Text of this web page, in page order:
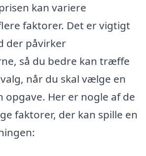
kan variere
faktorer. Det er vigtigt
der påvirker
så du bedre kan træffe
når du skal vælge en
opgave. Her er nogle af de
faktorer, der kan spille en